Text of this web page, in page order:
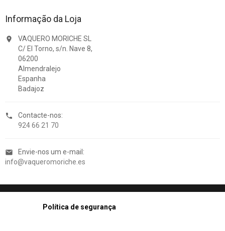
Informação da Loja

VAQUERO MORICHE SL
C/ El Torno, s/n. Nave 8,
06200
Almendralejo
Espanha
Badajoz

Contacte-nos:
924 66 21 70

Envie-nos um e-mail:
info@vaqueromoriche.es
Política de segurança